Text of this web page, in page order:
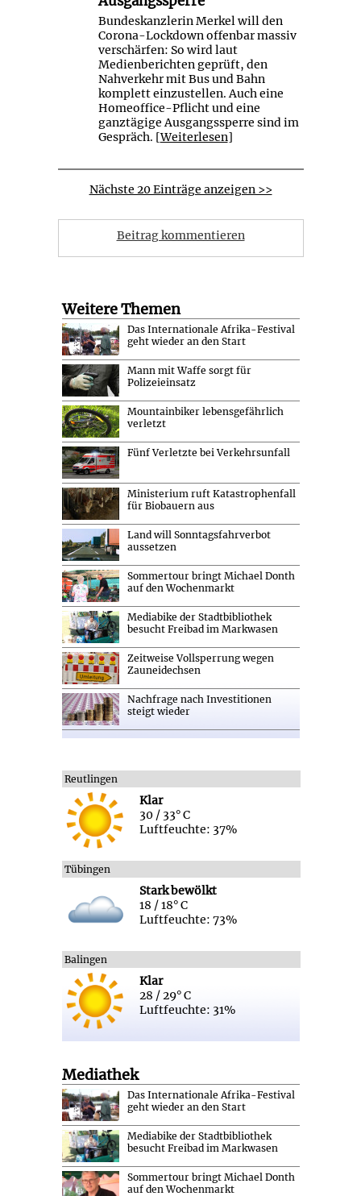
Bundeskanzlerin Merkel will den
Corona-Lockdown offenbar massiv
verschärfen: So wird laut
Medienberichten geprüft, den
Nahverkehr mit Bus und Bahn
komplett einzustellen. Auch eine
Homeoffice-Pflicht und eine
ganztägige Ausgangssperre sind im
Gespräch. [Weiterlesen]
Nächste 20 Einträge anzeigen >>
Beitrag kommentieren
Weitere Themen
Das Internationale Afrika-Festival
geht wieder an den Start
Mann mit Waffe sorgt für
Polizeieinsatz
Mountainbiker lebensgefährlich
verletzt
Fünf Verletzte bei Verkehrsunfall
Ministerium ruft Katastrophenfall
für Biobauern aus
Land will Sonntagsfahrverbot
aussetzen
Sommertour bringt Michael Donth
auf den Wochenmarkt
Mediabike der Stadtbibliothek
besucht Freibad im Markwasen
Zeitweise Vollsperrung wegen
Zauneidechsen
Nachfrage nach Investitionen
steigt wieder
Reutlingen
Klar
30 / 33° C
Luftfeuchte: 37%
Tübingen
Stark bewölkt
18 / 18° C
Luftfeuchte: 73%
Balingen
Klar
28 / 29° C
Luftfeuchte: 31%
Mediathek
Das Internationale Afrika-Festival
geht wieder an den Start
Mediabike der Stadtbibliothek
besucht Freibad im Markwasen
Sommertour bringt Michael Donth
auf den Wochenmarkt